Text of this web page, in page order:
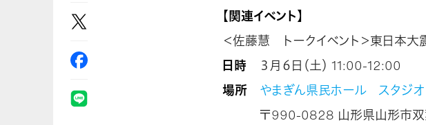
【関連イベント】
＜佐藤慧 トークイベント＞東日本
日時
３月６日（土） 11:00-12:00
場所 やまぎん県民ホール スタジオ
〒990-0828 山形県山形市双